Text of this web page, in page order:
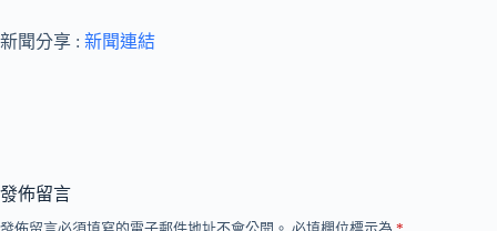
新聞分享 : 新聞連結
發佈留言